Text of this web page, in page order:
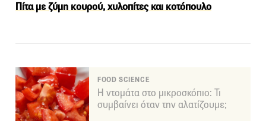
Πίτα με ζύμη κουρού, χυλοπίτες και κοτόπουλο
FOOD SCIENCE
Η ντομάτα στο μικροσκόπιο: Τι
συμβαίνει όταν την αλατίζουμε;